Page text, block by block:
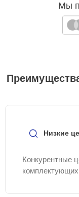
Мы
Низкие
Конкурентные
комплектующих